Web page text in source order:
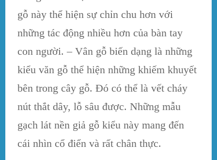
gỗ này thể hiện sự chỉn chu hơn với
những tác động nhiều hơn của bàn tay
con người. – Vân gỗ biến dạng là những
kiểu văn gỗ thể hiện những khiếm khuyết
bên trong cây gỗ. Đó có thể là vết cháy
nút thắt dây, lỗ sâu được. Những mẫu
gạch lát nền giả gỗ kiểu này mang đến
cái nhìn cổ điển và rất chân thực.